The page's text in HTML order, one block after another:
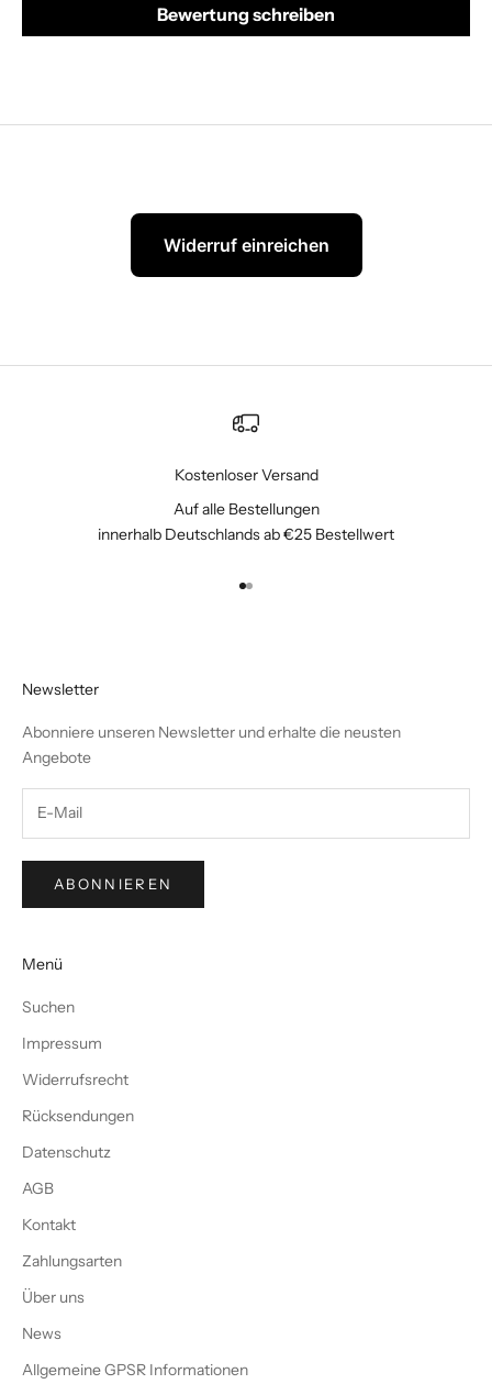
Bewertung schreiben
Widerruf einreichen
Kostenloser Versand
Auf alle Bestellungen
innerhalb Deutschlands ab €25 Bestellwert
Gehe zu Element 1
Gehe zu Element 2
Newsletter
Abonniere unseren Newsletter und erhalte die neusten
Angebote
ABONNIEREN
Menü
Suchen
Impressum
Widerrufsrecht
Rücksendungen
Datenschutz
AGB
Kontakt
Zahlungsarten
Über uns
News
Allgemeine GPSR Informationen